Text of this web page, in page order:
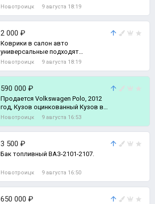
Новотроицк 9 августа 18:19
2 000 ₽
Коврики в салон авто
универсальные подходят
практически на все авто.
Новотроицк 9 августа 18:19
590 000 ₽
Продается Volkswagen Polo, 2012
год, Кузов оцинкованный Кузов в
родном окрасе, без ДТП Мотор
Новотроицк 9 августа 16:53
3 500 ₽
Бак топливный ВАЗ-2101-2107.
Новотроицк 9 августа 16:50
650 000 ₽